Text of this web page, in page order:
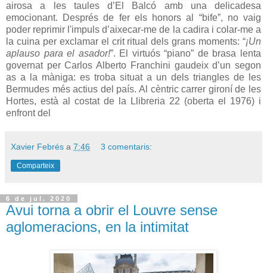
airosa a les taules d’El Balcó amb una delicadesa
emocionant. Després de fer els honors al “bife”, no vaig
poder reprimir l'impuls d’aixecar-me de la cadira i colar-me a
la cuina per exclamar el crit ritual dels grans moments: “¡Un
aplauso para el asador!”. El virtuós “piano” de brasa lenta
governat per Carlos Alberto Franchini gaudeix d’un segon
as a la màniga: es troba situat a un dels triangles de les
Bermudes més actius del país. Al cèntric carrer gironí de les
Hortes, està al costat de la Llibreria 22 (oberta el 1976) i
enfront del
Xavier Febrés a 7:46 3 comentaris:
Comparteix
6 de jul. 2020
Avui torna a obrir el Louvre sense
aglomeracions, en la intimitat